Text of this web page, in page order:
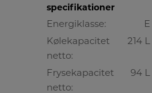
specifikationer
Energiklasse:
E
Kølekapacitet
netto:
214 L
Frysekapacitet
netto:
94 L